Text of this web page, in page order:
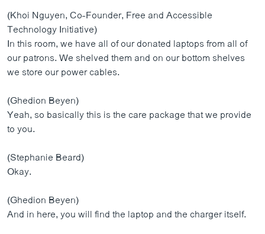
(Khoi Nguyen, Co-Founder, Free and Accessible
Technology Initiative)
In this room, we have all of our donated laptops from all of
our patrons. We shelved them and on our bottom shelves
we store our power cables.
(Ghedion Beyen)
Yeah, so basically this is the care package that we provide
to you.
(Stephanie Beard)
Okay.
(Ghedion Beyen)
And in here, you will find the laptop and the charger itself.